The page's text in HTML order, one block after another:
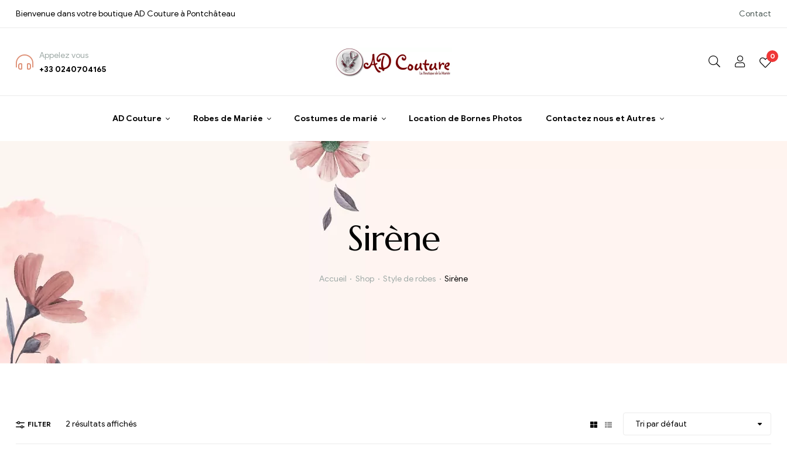
Bienvenue dans votre boutique AD Couture à Pontchâteau Contact
Appelez vous
+33 0240704165
0
AD Couture Robes de Mariée Costumes de marié Location de Bornes Photos Contactez nous et Autres
Sirène
Accueil Shop Style de robes Sirène
FILTER 2 résultats affichés